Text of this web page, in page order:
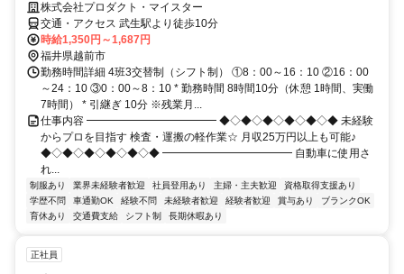
株式会社プロダクト・マイスター
交通・アクセス 武生駅より徒歩10分
時給1,350円～1,687円
福井県越前市
勤務時間詳細 4班3交替制（シフト制） ①8：00～16：10 ②16：00
～24：10 ③0：00～8：10 * 勤務時間 8時間10分（休憩 1時間、実働
7時間） * 引継ぎ 10分 ※残業月...
仕事内容 ━━━━━━━━━━━━ ◆◇◆◇◆◇◆◇◆◇◆ 未経験
からプロを目指す 検査・運搬の軽作業☆ 月収25万円以上も可能♪
◆◇◆◇◆◇◆◇◆◇◆ ━━━━━━━━━━━━ 自動車に使用さ
れ...
制服あり 業界未経験者歓迎 社員登用あり 主婦・主夫歓迎
資格取得支援あり
学歴不問
車通勤OK 経験不問 未経験者歓迎 経験者歓迎 賞与あり
ブランクOK
育休あり
交通費支給 シフト制 長期休暇あり
正社員